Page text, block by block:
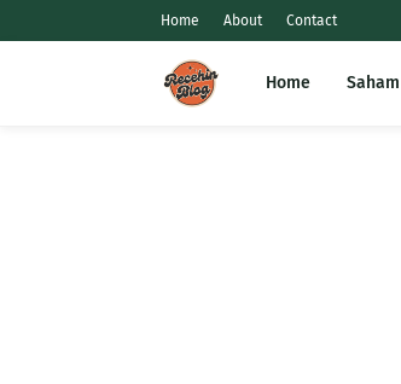
Home About Contact
Home Saham